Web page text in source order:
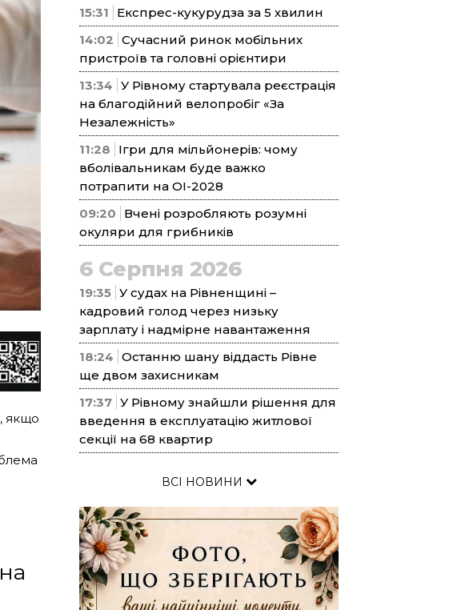
якщо
15:31
Експрес-кукурудза за 5 хвилин
14:02 Сучасний ринок мобільних
пристроїв та головні орієнтири
13:34 У Рівному стартувала реєстрація
на благодійний велопробіг «За
Незалежність»
11:28
Ігри для мільйонерів: чому
вболівальникам буде важко
потрапити на ОІ-2028
09:20
Вчені розробляють розумні
окуляри для грибників
6 Серпня 2026
19:35 У судах на Рівненщині –
кадровий голод через низьку
зарплату і надмірне навантаження
18:24 Останню шану віддасть Рівне
ще двом захисникам
17:37 У Рівному знайшли рішення для
введення в експлуатацію житлової
секції на 68 квартир
ВСІ НОВИНИ